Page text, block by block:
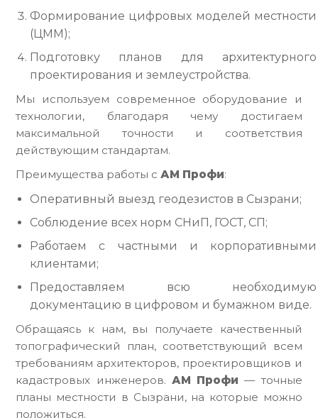
Формирование цифровых моделей местности
(ЦММ);
Подготовку планов для архитектурного
проектирования и землеустройства.
Мы используем современное оборудование и
технологии, благодаря чему достигаем
максимальной точности и соответствия
действующим стандартам.
Преимущества работы сАМ Профи:
Оперативный выезд геодезистов в Сызрани;
Соблюдение всех норм СНиП, ГОСТ, СП;
Работаем с частными и корпоративными
клиентами;
Предоставляем всю необходимую
документацию в цифровом и бумажном виде.
Обращаясь к нам, вы получаете качественный
топографический план, соответствующий всем
требованиям архитекторов, проектировщиков и
кадастровых инженеров. АМ Профи — точные
планы местности в Сызрани, на которые можно
положиться.